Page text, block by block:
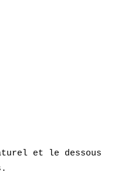
et le dessous